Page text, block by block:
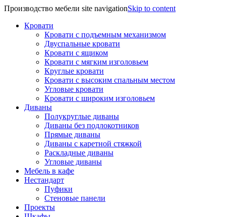
Производство мебели site navigationSkip to content
Кровати
Кровати с подъемным механизмом
Двуспальные кровати
Кровати с ящиком
Кровати с мягким изголовьем
Круглые кровати
Кровати с высоким спальным местом
Угловые кровати
Кровати с широким изголовьем
Диваны
Полукруглые диваны
Диваны без подлокотников
Прямые диваны
Диваны с каретной стяжкой
Раскладные диваны
Угловые диваны
Мебель в кафе
Нестандарт
Пуфики
Стеновые панели
Проекты